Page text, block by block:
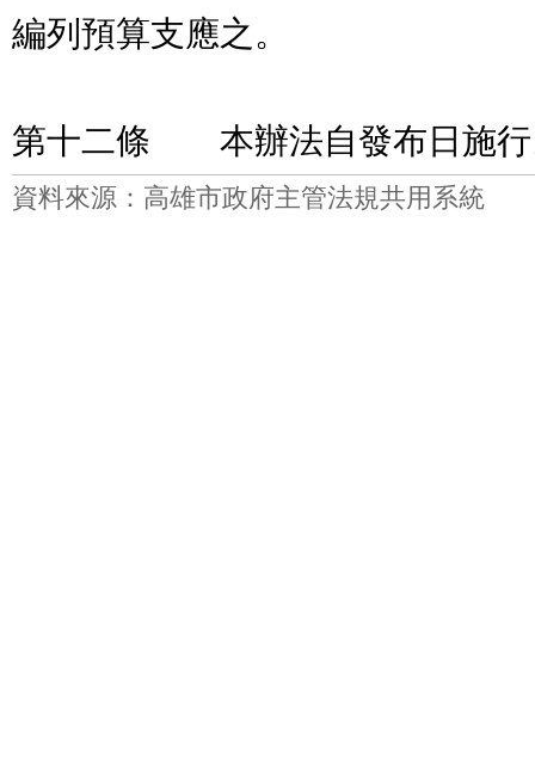
編列預算支應之。
第十二條 本辦法自發布日施行
資料來源：高雄市政府主管法規共用系統